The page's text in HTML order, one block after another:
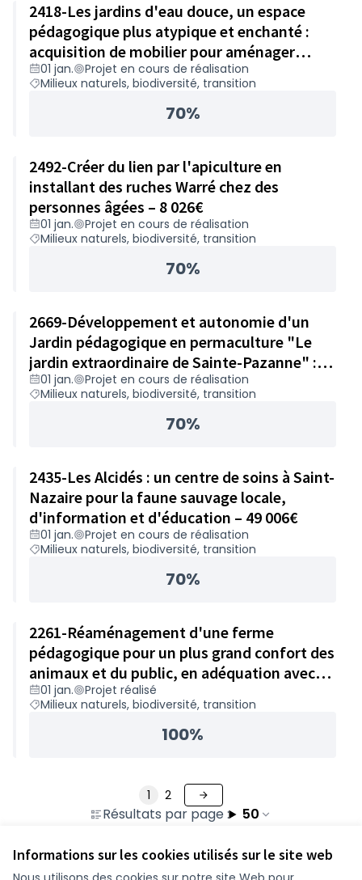
Informations sur les cookies utilisés sur le site web
2418-Les jardins d'eau douce, un espace
pédagogique plus atypique et enchanté :
acquisition de mobilier pour aménager
l'espace – 42 000€
01 jan.
Projet en cours de réalisation
Milieux naturels, biodiversité, transition
70%
2492-Créer du lien par l'apiculture en
installant des ruches Warré chez des
personnes âgées – 8 026€
01 jan.
Projet en cours de réalisation
Milieux naturels, biodiversité, transition
70%
2669-Développement et autonomie d'un
Jardin pédagogique en permaculture "Le
jardin extraordinaire de Sainte-Pazanne" :
achat de matériel – 49 978€
01 jan.
Projet en cours de réalisation
Milieux naturels, biodiversité, transition
70%
2435-Les Alcidés : un centre de soins à Saint-
Nazaire pour la faune sauvage locale,
d'information et d'éducation – 49 006€
01 jan.
Projet en cours de réalisation
Milieux naturels, biodiversité, transition
70%
2261-Réaménagement d'une ferme
pédagogique pour un plus grand confort des
animaux et du public, en adéquation avec
les changements climatiques – 49 843€
01 jan.
Projet réalisé
Milieux naturels, biodiversité, transition
100%
Résultats par page : 50
1 2